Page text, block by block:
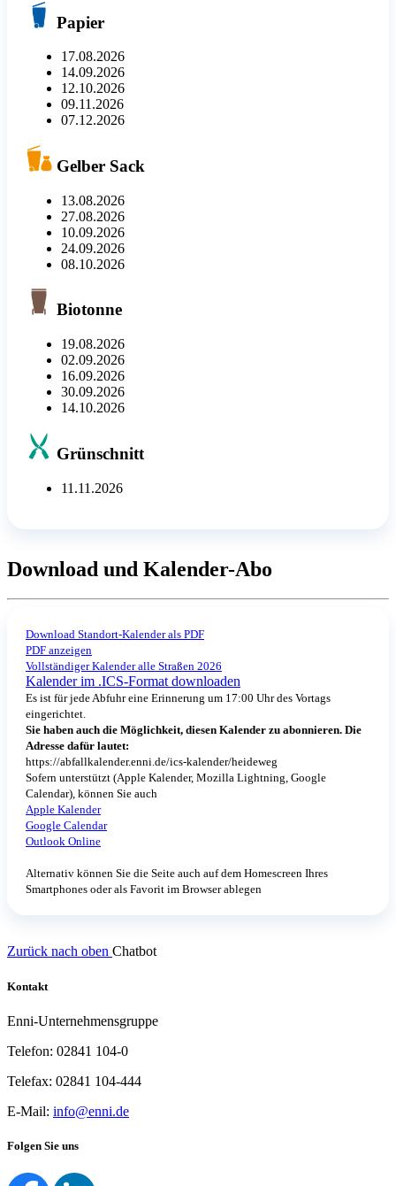
Papier
17.08.2026
14.09.2026
12.10.2026
09.11.2026
07.12.2026
Gelber Sack
13.08.2026
27.08.2026
10.09.2026
24.09.2026
08.10.2026
Biotonne
19.08.2026
02.09.2026
16.09.2026
30.09.2026
14.10.2026
Grünschnitt
11.11.2026
Download und Kalender-Abo
Download Standort-Kalender als PDF
PDF anzeigen
Vollständiger Kalender alle Straßen 2026
Kalender im .ICS-Format downloaden
Es ist für jede Abfuhr eine Erinnerung um 17:00 Uhr des Vortags
eingerichtet.
Sie haben auch die Möglichkeit, diesen Kalender zu abonnieren. Die
Adresse dafür lautet:
https://abfallkalender.enni.de/ics-kalender/heideweg
Sofern unterstützt (Apple Kalender, Mozilla Lightning, Google
Calendar), können Sie auch
Apple Kalender
Google Calendar
Outlook Online
Alternativ können Sie die Seite auch auf dem Homescreen Ihres
Smartphones oder als Favorit im Browser ablegen
Zurück nach oben Chatbot
Kontakt
Enni-Unternehmensgruppe
Telefon: 02841 104-0
Telefax: 02841 104-444
E-Mail: info@enni.de
Folgen Sie uns